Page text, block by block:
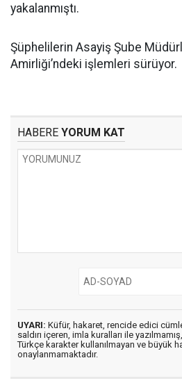
yakalanmıştı.
Şüphelilerin Asayiş Şube
Amirliği’ndeki işlemleri sürüyor.
HABERE YORUM KAT
UYARI: Küfür, hakaret, rencide edici
saldırı içeren, imla kuralları ile yazılmamış,
Türkçe karakter kullanılmayan ve büyük
onaylanmamaktadır.